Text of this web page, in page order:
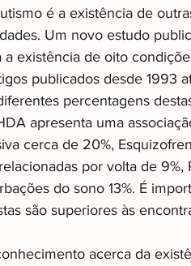
é a existência de
Um novo estudo
existência de oito
publicados desde 1993
percentagens
apresenta uma
cerca de 20%,
por volta de
do sono 13%. É
são superiores às
acerca da